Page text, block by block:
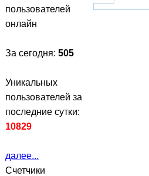
пользователей
онлайн
За сегодня: 505
Уникальных
пользователей за
последние сутки:
10829
далее...
Счетчики